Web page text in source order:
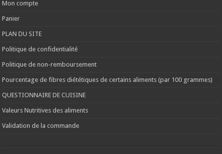
Mon compte
Panier
PLAN DU SITE
Politique de confidentialité
Politique de non-remboursement
Pourcentage de fibres diététiques de certains aliments (par 100 grammes)
QUESTIONNAIRE DE CUISINE
Valeurs Nutritives des aliments
Validation de la commande